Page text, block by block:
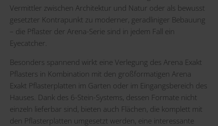
Vermittler zwischen Architektur und Natur oder als bewusst
gesetzter Kontrapunkt zu moderner, geradliniger Bebauung
– die Pflaster der Arena-Serie sind in jedem Fall ein
Eyecatcher.
Besonders spannend wirkt eine Verlegung des Arena Exakt
Pflasters in Kombination mit den großformatigen Arena
Exakt Pflasterplatten im Garten oder im Eingangsbereich des
Hauses. Dank des 6-Stein-Systems, dessen Formate nicht
einzeln lieferbar sind, bieten auch Flächen, die komplett mit
den Pflasterplatten umgesetzt werden, eine interessante